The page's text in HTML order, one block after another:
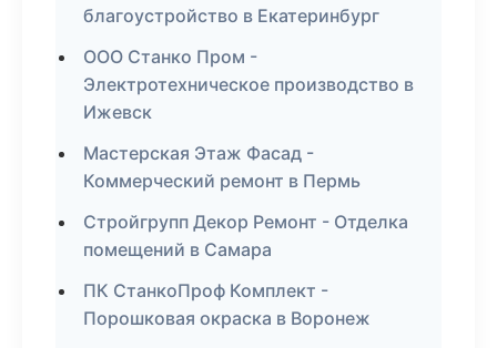
благоустройство в Екатеринбург
ООО Станко Пром -
Электротехническое производство в
Ижевск
Мастерская Этаж Фасад -
Коммерческий ремонт в Пермь
Стройгрупп Декор Ремонт - Отделка
помещений в Самара
ПК СтанкоПроф Комплект -
Порошковая окраска в Воронеж